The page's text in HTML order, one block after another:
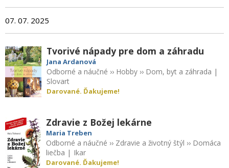
07. 07. 2025
Tvorivé nápady pre dom a záhradu
Jana Ardanová
Odborné a náučné ›› Hobby›› Dom, byt a záhrada |
Slovart
Darované. Ďakujeme!
Zdravie z Božej lekárne
Maria Treben
Odborné a náučné ›› Zdravie a životný štýl ›› Domáca
liečba | Ikar
Darované. Ďakujeme!